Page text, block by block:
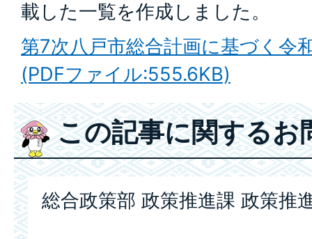
載した一覧を作成しました。
第7次八戸市総合計画に基づく令
(PDFファイル:555.6KB)
この記事に関するお
総合政策部 政策推進課 政策推